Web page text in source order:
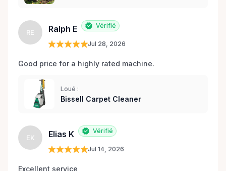
RE Ralph E Vérifié
Jul 28, 2026
Good price for a highly rated machine.
Loué :
Bissell Carpet Cleaner
EK Elias K Vérifié
Jul 14, 2026
Excellent service